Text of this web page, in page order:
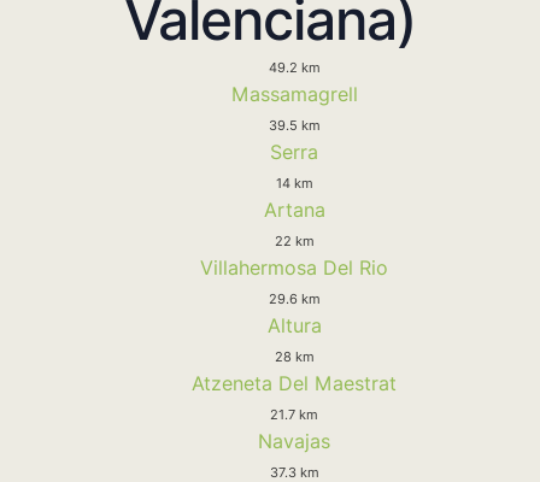
Valenciana)
49.2 km
Massamagrell
39.5 km
Serra
14 km
Artana
22 km
Villahermosa Del Rio
29.6 km
Altura
28 km
Atzeneta Del Maestrat
21.7 km
Navajas
37.3 km